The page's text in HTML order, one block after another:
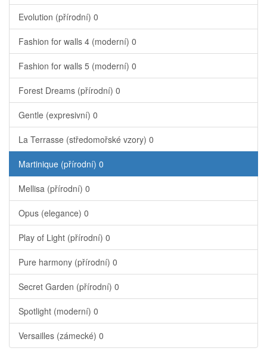
Evolution (přírodní) 0
Fashion for walls 4 (moderní) 0
Fashion for walls 5 (moderní) 0
Forest Dreams (přírodní) 0
Gentle (expresivní) 0
La Terrasse (středomořské vzory) 0
Martinique (přírodní) 0
Mellisa (přírodní) 0
Opus (elegance) 0
Play of Light (přírodní) 0
Pure harmony (přírodní) 0
Secret Garden (přírodní) 0
Spotlight (moderní) 0
Versailles (zámecké) 0